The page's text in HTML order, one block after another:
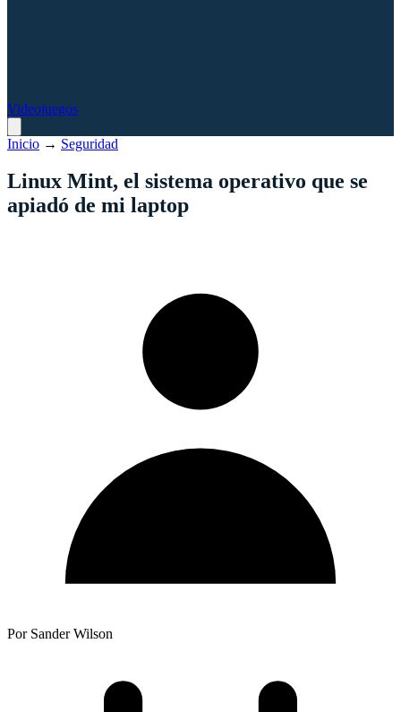
Videojuegos
Inicio → Seguridad
Linux Mint, el sistema operativo que se
apiadó de mi laptop
Por Sander Wilson